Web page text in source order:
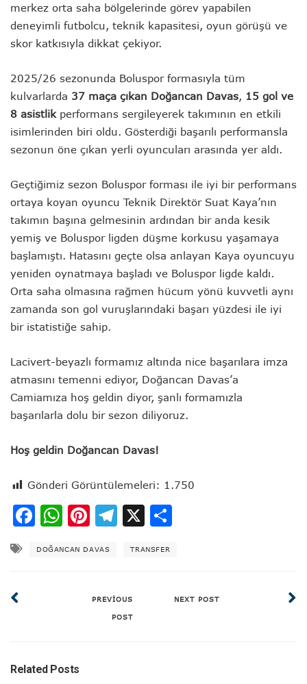
merkez orta saha bölgelerinde görev yapabilen
deneyimli futbolcu, teknik kapasitesi, oyun görüşü ve
skor katkısıyla dikkat çekiyor.
2025/26 sezonunda Boluspor formasıyla tüm
kulvarlarda 37 maça çıkan Doğancan Davas, 15 gol ve
8 asistlikperformans sergileyerek takımının en etkili
isimlerinden biri oldu. Gösterdiği başarılı performansla
sezonun öne çıkan yerli oyuncuları arasında yer aldı.
Geçtiğimiz sezon Boluspor forması ile iyi bir performans
ortaya koyan oyuncu Teknik Direktör Suat Kaya’nın
takımın başına gelmesinin ardından bir anda kesik
yemiş ve Boluspor ligden düşme korkusu yaşamaya
başlamıştı. Hatasını geçte olsa anlayan Kaya oyuncuyu
yeniden oynatmaya başladı ve Boluspor ligde kaldı.
Orta saha olmasına rağmen hücum yönü kuvvetli aynı
zamanda son gol vuruşlarındaki başarı yüzdesi ile iyi
bir istatistiğe sahip.
Lacivert-beyazlı formamız altında nice başarılara imza
atmasını temenni ediyor, Doğancan Davas’a
Camiamıza hoş geldin diyor, şanlı formamızla
başarılarla dolu bir sezon diliyoruz.
Hoş geldin Doğancan Davas!
Gönderi Görüntülemeleri: 1.750
Facebook
WhatsApp
Pinterest
Telegram
X
DOĞANCAN DAVAS TRANSFER
PREVIOUS
POST
NEXT POST
Related Posts